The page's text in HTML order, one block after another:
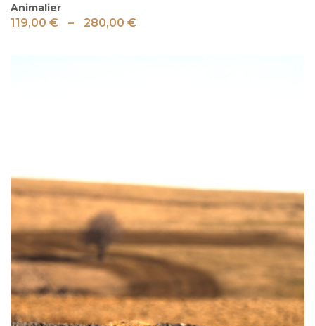
Animalier
119,00 € – 280,00 €